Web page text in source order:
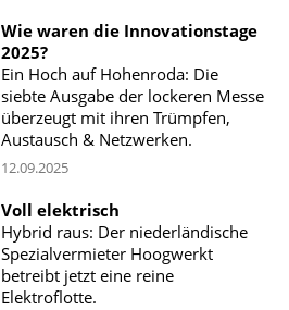
Wie waren die Innovationstage
2025?
Ein Hoch auf Hohenroda: Die
siebte Ausgabe der lockeren Messe
überzeugt mit ihren Trümpfen,
Austausch & Netzwerken.
12.09.2025
Voll elektrisch
Hybrid raus: Der niederländische
Spezialvermieter Hoogwerkt
betreibt jetzt eine reine
Elektroflotte.